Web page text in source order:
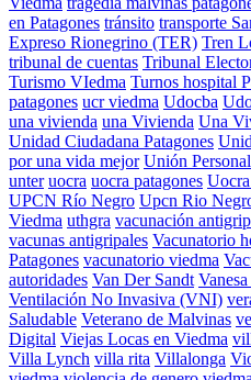
en Patagones tránsito transporte
Expreso Rionegrino (TER) Tren
tribunal de cuentas Tribunal
Turismo VIedma Turnos hospital
patagones ucr viedma Udocba
una vivienda una Vivienda Una
Unidad Ciudadana Patagones
por una vida mejor Unión Personal
unter uocra uocra patagones
UPCN Río Negro Upcn Rio
Viedma uthgra vacunación
vacunas antigripales Vacunatorio
Patagones vacunatorio viedma
autoridades Van Der Sandt
Ventilación No Invasiva (VNI)
Saludable Veterano de Malvinas
Digital Viejas Locas en Viedma
Villa Lynch villa rita Villalonga